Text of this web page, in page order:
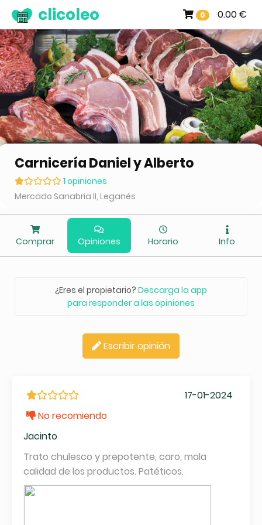
0 0.00 €
clicoleo
Carnicería Daniel y Alberto
1 opiniones
Mercado Sanabria II, Leganés
Comprar Opiniones Horario Info
¿Eres el propietario? Descarga la app
para responder a las opiniones
Escribir opinión
17-01-2024
No recomiendo
Jacinto
Trato chulesco y prepotente, caro, mala
calidad de los productos. Patéticos.